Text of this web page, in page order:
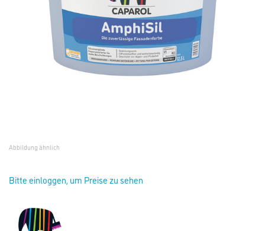
Abbildung ähnlich
Bitte einloggen, um Preise zu sehen